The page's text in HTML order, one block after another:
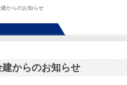
建からのお知らせ
建からのお知らせ